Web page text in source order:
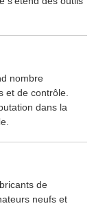
nombre
et de contrôle.
dans la
de
neufs et